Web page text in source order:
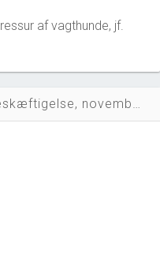
af vagthunde, jf.
Nøgletal for branchen (beskæftigelse, november 2023)